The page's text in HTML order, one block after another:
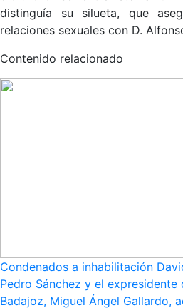
distinguía su silueta, que
relaciones sexuales con D.
Contenido relacionado
Condenados a inhabilitación
Pedro Sánchez y el
Badajoz, Miguel Ángel Gallardo,